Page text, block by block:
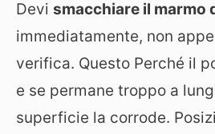
Devi smacchiare il marmo
immediatamente, non
verifica. Questo Perché il
e se permane troppo a
superficie la corrode.